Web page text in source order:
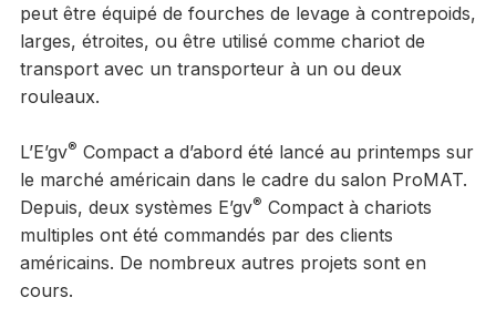
peut être équipé de fourches de levage à contrepoids,
larges, étroites, ou être utilisé comme chariot de
transport avec un transporteur à un ou deux
rouleaux.
L’E’gv® Compact a d’abord été lancé au printemps sur
le marché américain dans le cadre du salon ProMAT.
Depuis, deux systèmes E’gv® Compact à chariots
multiples ont été commandés par des clients
américains. De nombreux autres projets sont en
cours.